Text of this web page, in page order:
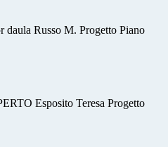
daula Russo M. Progetto Piano
Esposito Teresa Progetto